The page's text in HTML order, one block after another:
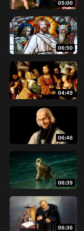
05:00
06:50
04:49
06:46
06:39
06:36